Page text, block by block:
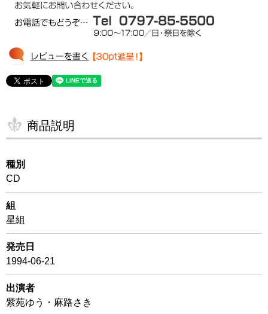
商品説明
種別
CD
組
星組
発売日
1994-06-21
出演者
紫苑ゆう・麻路さき